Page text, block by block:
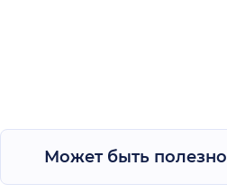
Может быть полезно